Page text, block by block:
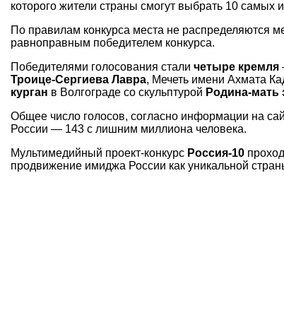
которого жители страны смогут выбрать 10 самых
По правилам конкурса места не распределяются
равноправным победителем конкурса.
Победителями голосования стали четыре кремля
Троице-Сергиева Лавра, Мечеть имени Ахмата
курган в Волгограде со скульптурой Родина-мать
Общее число голосов, согласно информации на
России — 143 с лишним миллиона человека.
Мультимедийный проект-конкурс Россия-10
продвижение имиджа России как уникальной